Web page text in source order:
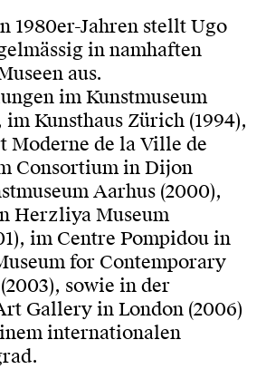
1980er-Jahren stellt Ugo
in namhaften
aus.
im Kunstmuseum
im Kunsthaus Zürich (1994),
Moderne de la Ville de
Consortium in Dijon
Aarhus (2000),
Herzliya Museum
im Centre Pompidou in
for Contemporary
sowie in der
Gallery in London (2006)
internationalen